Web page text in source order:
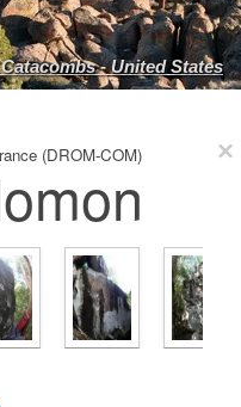
- United States
(DROM-COM)